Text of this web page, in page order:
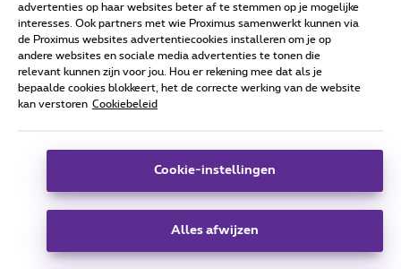
Alle rechten voorbehouden. © Proximus
Algemene voorwaarden, consumenteninfo
Deze website is gecreëerd en wordt beheerd conform het
Koning Albert II-laan 27 - B-1030 Brussel.
advertenties op haar websites beter af te stemmen op je mogelijke
interesses. Ook partners met wie Proximus samenwerkt kunnen via
de Proximus websites advertentiecookies installeren om je op
andere websites en sociale media advertenties te tonen die
relevant kunnen zijn voor jou. Hou er rekening mee dat als je
bepaalde cookies blokkeert, het de correcte werking van de website
kan verstoren Cookiebeleid
Cookie-instellingen
Alles afwijzen